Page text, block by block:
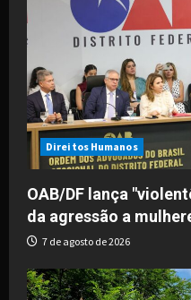
Direitos Humanos
OAB/DF lança
da agressão a
7 de agosto de 2026